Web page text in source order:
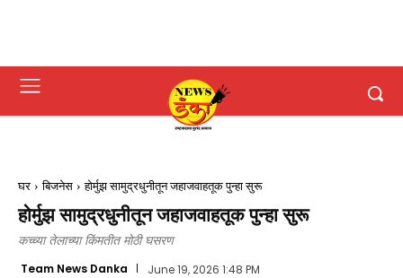
घर बिजनेस होर्मुझ सामुद्रधुनीतून जहाजवाहतूक पुन्हा सुरू
होर्मुझ सामुद्रधुनीतून जहाजवाहतूक पुन्हा सुरू
कच्च्या तेलाच्या किंमतीत मोठी घसरण
Team News Danka June 19, 2026 1:48 PM